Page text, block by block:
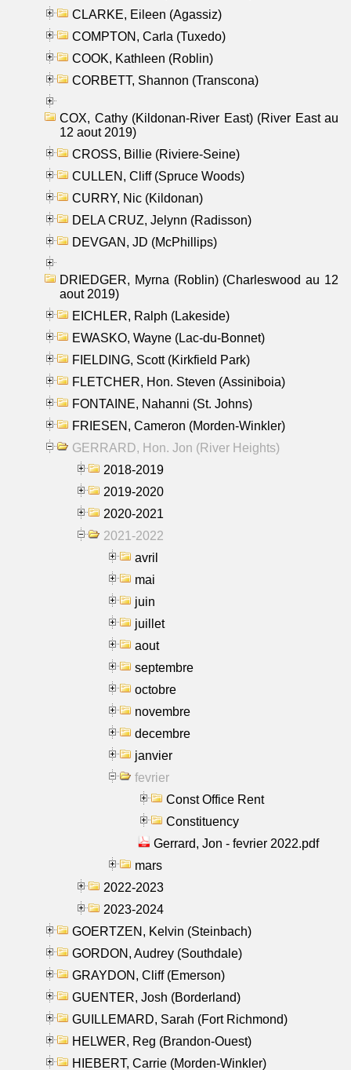
CLARKE, Eileen (Agassiz)
COMPTON, Carla (Tuxedo)
COOK, Kathleen (Roblin)
CORBETT, Shannon (Transcona)
COX, Cathy (Kildonan-River East) (River East au
12 aout 2019)
CROSS, Billie (Riviere-Seine)
CULLEN, Cliff (Spruce Woods)
CURRY, Nic (Kildonan)
DELA CRUZ, Jelynn (Radisson)
DEVGAN, JD (McPhillips)
DRIEDGER, Myrna (Roblin) (Charleswood au 12
aout 2019)
EICHLER, Ralph (Lakeside)
EWASKO, Wayne (Lac-du-Bonnet)
FIELDING, Scott (Kirkfield Park)
FLETCHER, Hon. Steven (Assiniboia)
FONTAINE, Nahanni (St. Johns)
FRIESEN, Cameron (Morden-Winkler)
GERRARD, Hon. Jon (River Heights)
2018-2019
2019-2020
2020-2021
2021-2022
avril
mai
juin
juillet
aout
septembre
octobre
novembre
decembre
janvier
fevrier
Const Office Rent
Constituency
Gerrard, Jon - fevrier 2022.pdf
mars
2022-2023
2023-2024
GOERTZEN, Kelvin (Steinbach)
GORDON, Audrey (Southdale)
GRAYDON, Cliff (Emerson)
GUENTER, Josh (Borderland)
GUILLEMARD, Sarah (Fort Richmond)
HELWER, Reg (Brandon-Ouest)
HIEBERT, Carrie (Morden-Winkler)